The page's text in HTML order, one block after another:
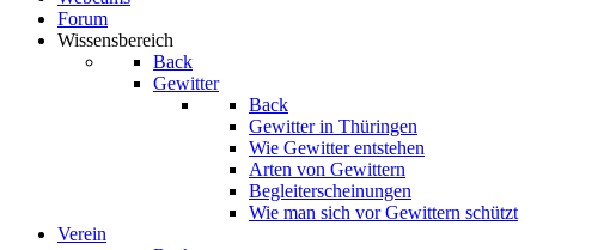
Forum
Wissensbereich
Back
Gewitter
Back
Gewitter in Thüringen
Wie Gewitter entstehen
Arten von Gewittern
Begleiterscheinungen
Wie man sich vor Gewittern schützt
Verein